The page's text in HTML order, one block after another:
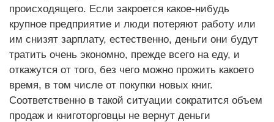
происходящего. Если закроется какое-­нибудь
крупное предприятие и люди потеряют работу или
им снизят зарплату, естественно, деньги они будут
тратить очень экономно, прежде всего на еду, и
откажутся от того, без чего можно прожить какое­то
время, в том числе от покупки новых книг.
Соответственно в такой ситуации сократится объем
продаж и книготорговцы не вернут деньги